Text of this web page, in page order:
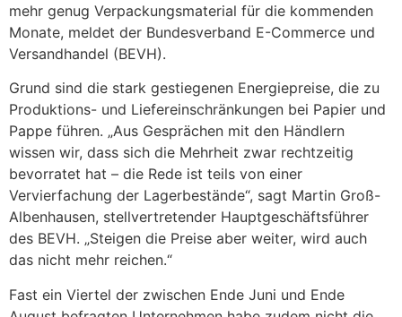
mehr genug Verpackungsmaterial für die kommenden
Monate, meldet der Bundesverband E-Commerce und
Versandhandel (BEVH).
Grund sind die stark gestiegenen Energiepreise, die zu
Produktions- und Liefereinschränkungen bei Papier und
Pappe führen. „Aus Gesprächen mit den Händlern
wissen wir, dass sich die Mehrheit zwar rechtzeitig
bevorratet hat – die Rede ist teils von einer
Vervierfachung der Lagerbestände“, sagt Martin Groß-
Albenhausen, stellvertretender Hauptgeschäftsführer
des BEVH. „Steigen die Preise aber weiter, wird auch
das nicht mehr reichen.“
Fast ein Viertel der zwischen Ende Juni und Ende